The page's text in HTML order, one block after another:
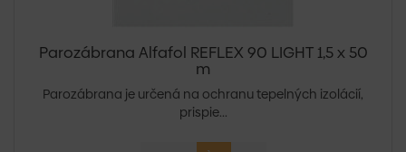
Parozábrana Alfafol REFLEX 90 LIGHT 1,5 x 50
m
Parozábrana je určená na ochranu tepelných izolácií,
prispie...